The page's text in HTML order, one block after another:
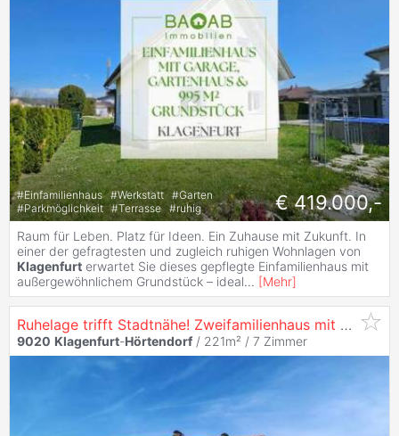
#Einfamilienhaus #Werkstatt #Garten
#Parkmöglichkeit #Terrasse #ruhig € 419.000,-
Raum für Leben. Platz für Ideen. Ein Zuhause mit Zukunft. In
einer der gefragtesten und zugleich ruhigen Wohnlagen von
Klagenfurt erwartet Sie dieses gepflegte Einfamilienhaus mit
außergewöhnlichem Grundstück – ideal... [Mehr]
Ruhelage trifft Stadtnähe! Zweifamilienhaus mit Doppelgarage, Pool und Gartenhaus
9020 Klagenfurt-Hörtendorf / 221m² / 7 Zimmer